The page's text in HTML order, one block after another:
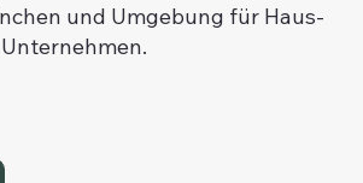
und Umgebung für Haus-